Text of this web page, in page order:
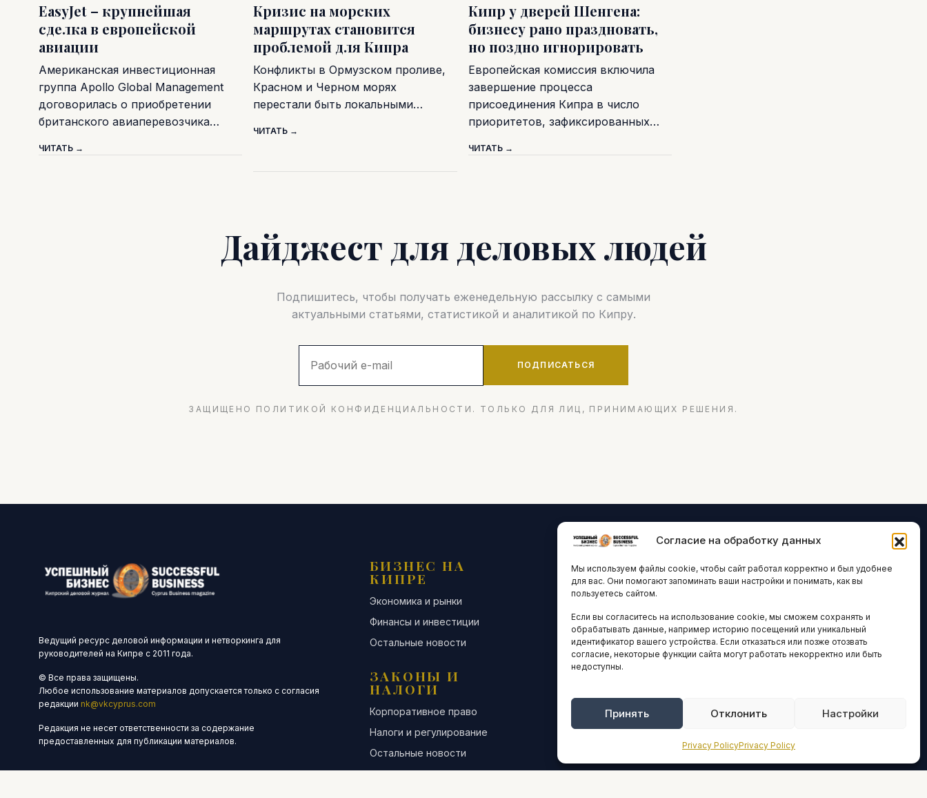
Согласие на обработку данных
Мы используем файлы cookie, чтобы сайт работал корректно и был удобнее
для вас. Они помогают запоминать ваши настройки и понимать, как вы
пользуетесь сайтом.
Если вы согласитесь на использование cookie, мы сможем сохранять и
обрабатывать данные, например историю посещений или уникальный
идентификатор вашего устройства. Если отказаться или позже отозвать
согласие, некоторые функции сайта могут работать некорректно или быть
недоступны.
Принять Отклонить Настройки
Privacy PolicyPrivacy Policy
EasyJet – крупнейшая
сделка в европейской
авиации
Американская инвестиционная
группа Apollo Global Management
договорилась о приобретении
британского авиаперевозчика…
ЧИТАТЬ →
Кризис на морских
маршрутах становится
проблемой для Кипра
Конфликты в Ормузском проливе,
Красном и Черном морях
перестали быть локальными…
ЧИТАТЬ →
Кипр у дверей Шенгена:
бизнесу рано праздновать,
но поздно игнорировать
Европейская комиссия включила
завершение процесса
присоединения Кипра в число
приоритетов, зафиксированных…
ЧИТАТЬ →
Дайджест для деловых людей
Подпишитесь, чтобы получать еженедельную рассылку с самыми
актуальными статьями, статистикой и аналитикой по Кипру.
ПОДПИСАТЬСЯ
ЗАЩИЩЕНО ПОЛИТИКОЙ КОНФИДЕНЦИАЛЬНОСТИ. ТОЛЬКО ДЛЯ ЛИЦ, ПРИНИМАЮЩИХ РЕШЕНИЯ.
Ведущий ресурс деловой информации и нетворкинга для
руководителей на Кипре с 2011 года.
© Все права защищены.
Любое использование материалов допускается только с согласия
редакции nk@vkcyprus.com
Редакция не несет ответственности за содержание
предоставленных для публикации материалов.
БИЗНЕС НА
КИПРЕ
Экономика и рынки
Финансы и инвестиции
Остальные новости
ЗАКОНЫ И
НАЛОГИ
Корпоративное право
Налоги и регулирование
Остальные новости
ТЕХНОЛОГИИ И
ИННОВАЦИИ
Стартапы и исследования
Цифровая экономика
Остальные новости
ДЕЛОВОЕ
Конференции и форумы
Бизнес-клубы и ассоциации
ARTICLES IN
ENGLISH
НАВИГАЦИЯ
Архив материалов
ПРАВОВАЯ